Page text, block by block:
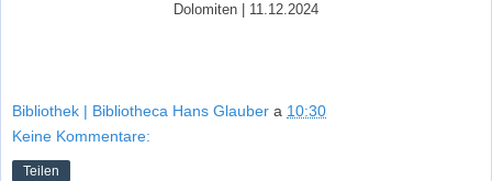
Dolomiten | 11.12.2024
Bibliothek | Bibliotheca Hans Glauber a 10:30
Keine Kommentare:
Teilen